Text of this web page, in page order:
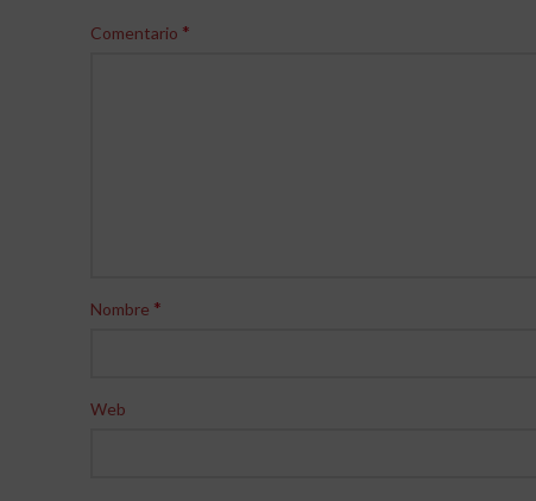
Comentario *
Nombre *
Web